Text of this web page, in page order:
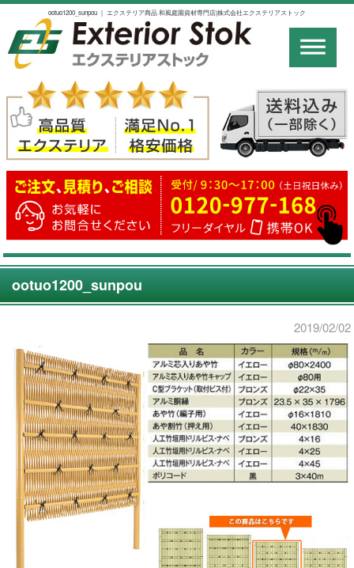
ootuo1200_sunpou ｜ エクステリア商品 和風庭園資材専門店|株式会社エクステリアストック
ootuo1200_sunpou
2019/02/02